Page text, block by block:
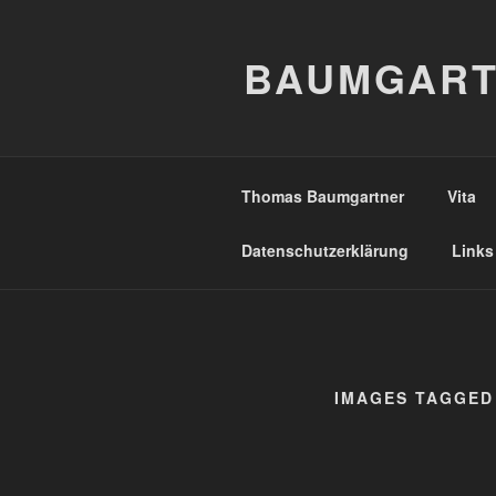
Thomas Baumgartner Vita
Datenschutzerklärung Links
IMAGES